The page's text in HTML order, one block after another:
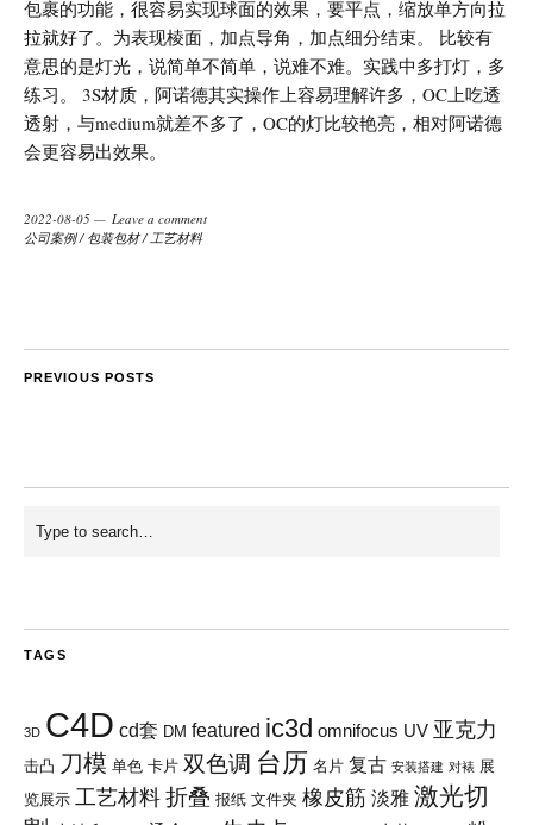
包裹的功能，很容易实现球面的效果，要平点，缩放单方向拉
拉就好了。为表现棱面，加点导角，加点细分结束。 比较有
意思的是灯光，说简单不简单，说难不难。实践中多打灯，多
练习。 3S材质，阿诺德其实操作上容易理解许多，OC上吃透
透射，与medium就差不多了，OC的灯比较艳亮，相对阿诺德
会更容易出效果。
2022-08-05
Leave a comment
公司案例/ 包装包材/ 工艺材料
PREVIOUS POSTS
TAGS
3D C4D cd套 DM featured ic3d omnifocus UV 亚克力
击凸 刀模 单色 卡片 双色调 台历 名片 复古 安装搭建 对裱 展
览展示 工艺材料 折叠 报纸 文件夹 橡皮筋 淡雅 激光切